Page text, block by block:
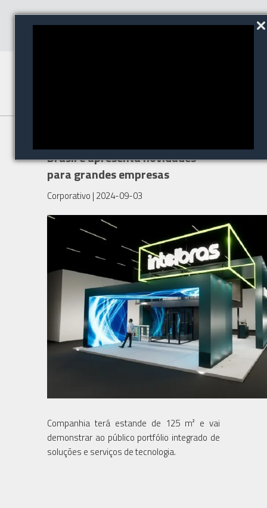
Brasil e apresenta novidades
para grandes empresas
Corporativo | 2024-09-03
Companhia terá estande de 125 m² e vai
demonstrar ao público portfólio integrado de
soluções e serviços de tecnologia.